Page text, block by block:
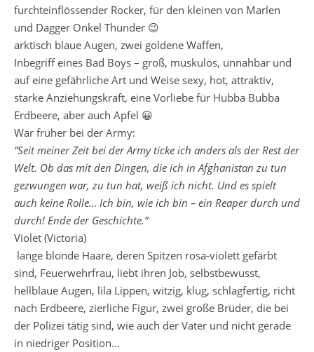
furchteinflössender Rocker, für den kleinen von Marlen
und Dagger Onkel Thunder 😉
arktisch blaue Augen, zwei goldene Waffen,
Inbegriff eines Bad Boys – groß, muskulös, unnahbar und
auf eine gefährliche Art und Weise sexy, hot, attraktiv,
starke Anziehungskraft, eine Vorliebe für Hubba Bubba
Erdbeere, aber auch Apfel 😀
War früher bei der Army:
“Seit meiner Zeit bei der Army ticke ich anders als der Rest der
Welt. Ob das mit den Dingen, die ich in Afghanistan zu tun
gezwungen war, zu tun hat, weiß ich nicht. Und es spielt
auch keine Rolle… Ich bin, wie ich bin – ein Reaper durch und
durch! Ende der Geschichte.”
Violet (Victoria)
lange blonde Haare, deren Spitzen rosa-violett gefärbt
sind, Feuerwehrfrau, liebt ihren Job, selbstbewusst,
hellblaue Augen, lila Lippen, witzig, klug, schlagfertig, richt
nach Erdbeere, zierliche Figur, zwei große Brüder, die bei
der Polizei tätig sind, wie auch der Vater und nicht gerade
in niedriger Position…